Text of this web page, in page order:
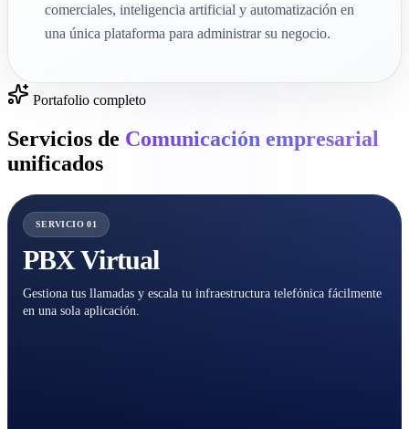
comerciales, inteligencia artificial y automatización en
una única plataforma para administrar su negocio.
Portafolio completo
Servicios de Comunicación empresarial
unificados
SERVICIO 01
PBX Virtual
Gestiona tus llamadas y escala tu infraestructura telefónica fácilmente
en una sola aplicación.